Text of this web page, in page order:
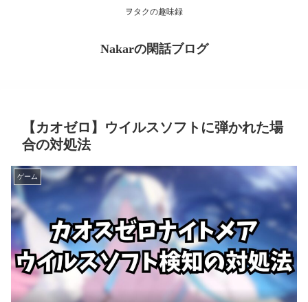
ヲタクの趣味録
Nakarの閑話ブログ
【カオゼロ】ウイルスソフトに弾かれた場
合の対処法
ゲーム